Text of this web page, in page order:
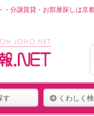
分譲賃貸・お部屋探しは京
す くわしく